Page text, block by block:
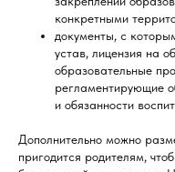
конкретными
документы, с
устав, лицензия на
образовательные
регламентирующие
и обязанности
Дополнительно можно
пригодится родителям,